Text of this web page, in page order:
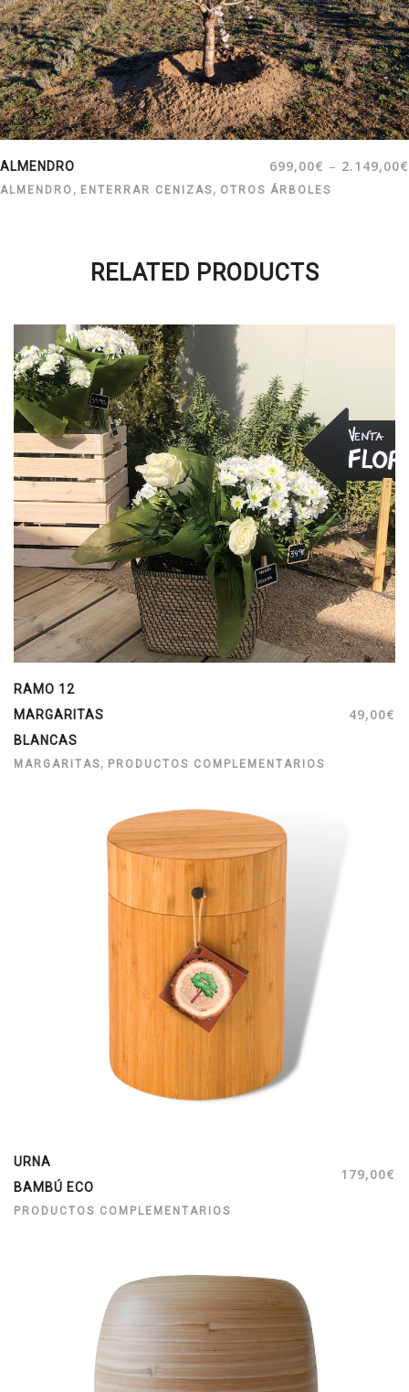
ALMENDRO 699,00€ – 2.149,00€
ALMENDRO , ENTERRAR CENIZAS, OTROS ÁRBOLES
RELATED PRODUCTS
RAMO 12
MARGARITAS
BLANCAS
49,00€
MARGARITAS, PRODUCTOS COMPLEMENTARIOS
URNA
BAMBÚ ECO
179,00€
PRODUCTOS COMPLEMENTARIOS